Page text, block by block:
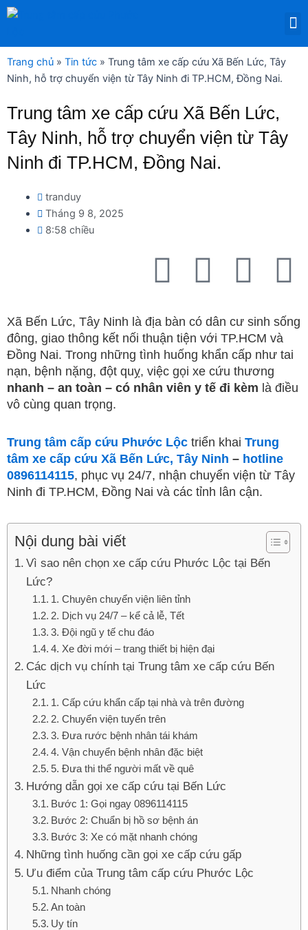
Nhảy
dung
Trang chủ » Tin tức » Trung tâm xe cấp cứu Xã Bến Lức, Tây
Ninh, hỗ trợ chuyển viện từ Tây Ninh đi TP.HCM, Đồng Nai.
Trung tâm xe cấp cứu Xã Bến Lức,
Tây Ninh, hỗ trợ chuyển viện từ Tây
Ninh đi TP.HCM, Đồng Nai.
tranduy
Tháng 9 8, 2025
8:58 chiều
F
c
e
o
o
T
i
t
e
r
Y
u
t
b
e
L
i
n
k
i
Xã Bến Lức, Tây Ninh là địa bàn có dân cư sinh sống
đông, giao thông kết nối thuận tiện với TP.HCM và
Đồng Nai. Trong những tình huống khẩn cấp như tai
nạn, bệnh nặng, đột quỵ, việc gọi xe cứu thương
nhanh – an toàn – có nhân viên y tế đi kèm là điều
vô cùng quan trọng.
Trung tâm cấp cứu Phước Lộc triển khai Trung
tâm xe cấp cứu Xã Bến Lức, Tây Ninh – hotline
0896114115, phục vụ 24/7, nhận chuyển viện từ Tây
Ninh đi TP.HCM, Đồng Nai và các tỉnh lân cận.
Nội dung bài viết
Vì sao nên chọn xe cấp cứu Phước Lộc tại Bến
Lức?
1. Chuyên chuyển viện liên tỉnh
2. Dịch vụ 24/7 – kể cả lễ, Tết
3. Đội ngũ y tế chu đáo
4. Xe đời mới – trang thiết bị hiện đại
Các dịch vụ chính tại Trung tâm xe cấp cứu Bến
Lức
1. Cấp cứu khẩn cấp tại nhà và trên đường
2. Chuyển viện tuyến trên
3. Đưa rước bệnh nhân tái khám
4. Vận chuyển bệnh nhân đặc biệt
5. Đưa thi thể người mất về quê
Hướng dẫn gọi xe cấp cứu tại Bến Lức
Bước 1: Gọi ngay 0896114115
Bước 2: Chuẩn bị hồ sơ bệnh án
Bước 3: Xe có mặt nhanh chóng
Những tình huống cần gọi xe cấp cứu gấp
Ưu điểm của Trung tâm cấp cứu Phước Lộc
Nhanh chóng
An toàn
Uy tín